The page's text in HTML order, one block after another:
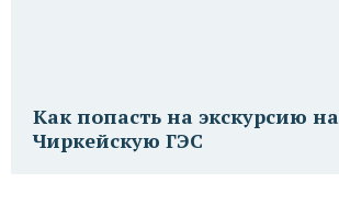
Как попасть на экскурсию на
Чиркейскую ГЭС